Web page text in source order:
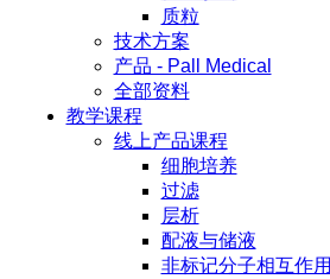
质粒
技术方案
产品 - Pall Medical
全部资料
教学课程
线上产品课程
细胞培养
过滤
层析
配液与储液
非标记分子相互作用